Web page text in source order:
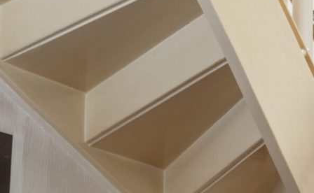
heit und
in Ihrem
Zuhause
einem